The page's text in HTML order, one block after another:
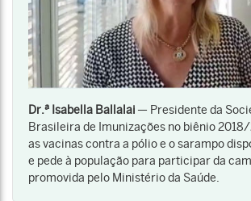
Dr.ª Isabella Ballalai — Presidente da
Brasileira de Imunizações no biênio
as vacinas contra a pólio e o sarampo
e pede à população para participar da
promovida pelo Ministério da Saúde.